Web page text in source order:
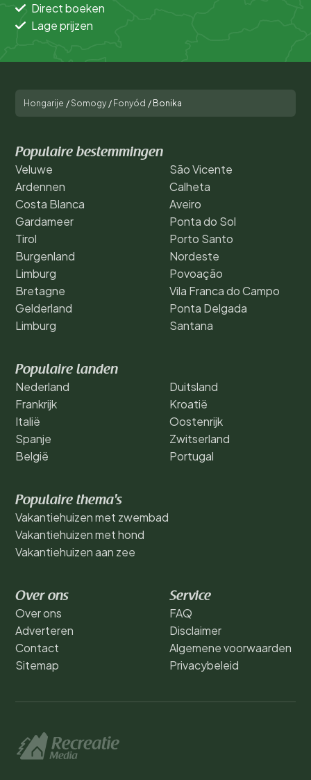
Direct boeken
Lage prijzen
Hongarije /Somogy / Fonyód / Bonika
Populaire bestemmingen
Veluwe
Ardennen
Costa Blanca
Gardameer
Tirol
Burgenland
Limburg
Bretagne
Gelderland
Limburg
São Vicente
Calheta
Aveiro
Ponta do Sol
Porto Santo
Nordeste
Povoação
Vila Franca do Campo
Ponta Delgada
Santana
Populaire landen
Nederland
Frankrijk
Italië
Spanje
België
Duitsland
Kroatië
Oostenrijk
Zwitserland
Portugal
Populaire thema's
Vakantiehuizen met zwembad
Vakantiehuizen met hond
Vakantiehuizen aan zee
Over ons
Over ons
Adverteren
Contact
Sitemap
Service
FAQ
Disclaimer
Algemene voorwaarden
Privacybeleid